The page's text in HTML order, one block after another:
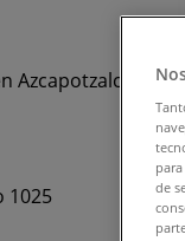
Azcapotzalco
1025
de